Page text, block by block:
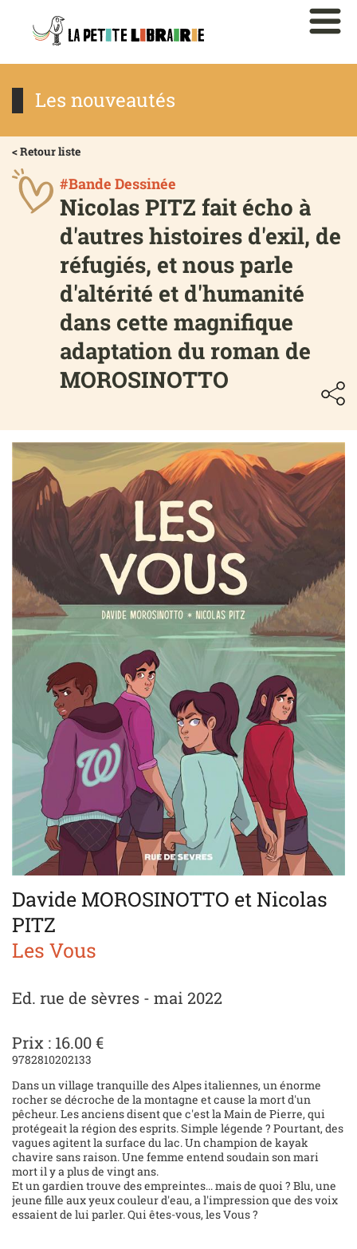
Les nouveautés
< Retour liste
#Bande Dessinée
Nicolas PITZ fait écho à
d'autres histoires d'exil, de
réfugiés, et nous parle
d'altérité et d'humanité
dans cette magnifique
adaptation du roman de
MOROSINOTTO
Davide MOROSINOTTO et Nicolas
PITZ
Les Vous
Ed. rue de sèvres - mai 2022
Prix : 16.00 €
9782810202133
Dans un village tranquille des Alpes italiennes, un énorme
rocher se décroche de la montagne et cause la mort d'un
pêcheur. Les anciens disent que c'est la Main de Pierre, qui
protégeait la région des esprits. Simple légende ? Pourtant, des
vagues agitent la surface du lac. Un champion de kayak
chavire sans raison. Une femme entend soudain son mari
mort il y a plus de vingt ans.
Et un gardien trouve des empreintes... mais de quoi ? Blu, une
jeune fille aux yeux couleur d'eau, a l'impression que des voix
essaient de lui parler. Qui êtes-vous, les Vous ?